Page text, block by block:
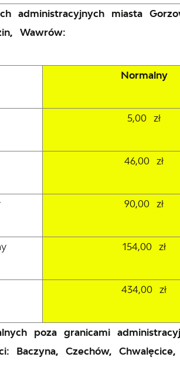
administracyjnych miasta
Wawrów:
Normalny
5,00 zł
46,00 zł
90,00 zł
154,00 zł
434,00 zł
poza granicami
Baczyna, Czechów,